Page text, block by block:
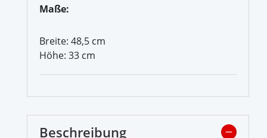
Maße:
Breite: 48,5 cm
Höhe: 33 cm
Beschreibung